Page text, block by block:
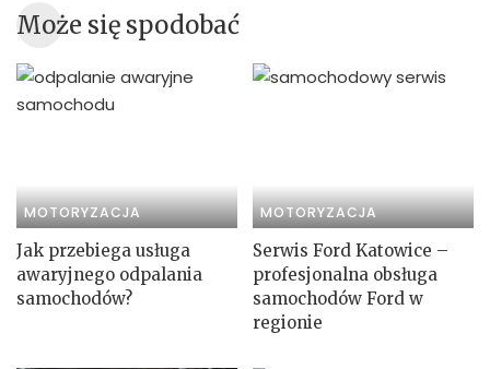
Może się spodobać
MOTORYZACJA
Jak przebiega usługa
awaryjnego odpalania
samochodów?
MOTORYZACJA
Serwis Ford Katowice –
profesjonalna obsługa
samochodów Ford w
regionie